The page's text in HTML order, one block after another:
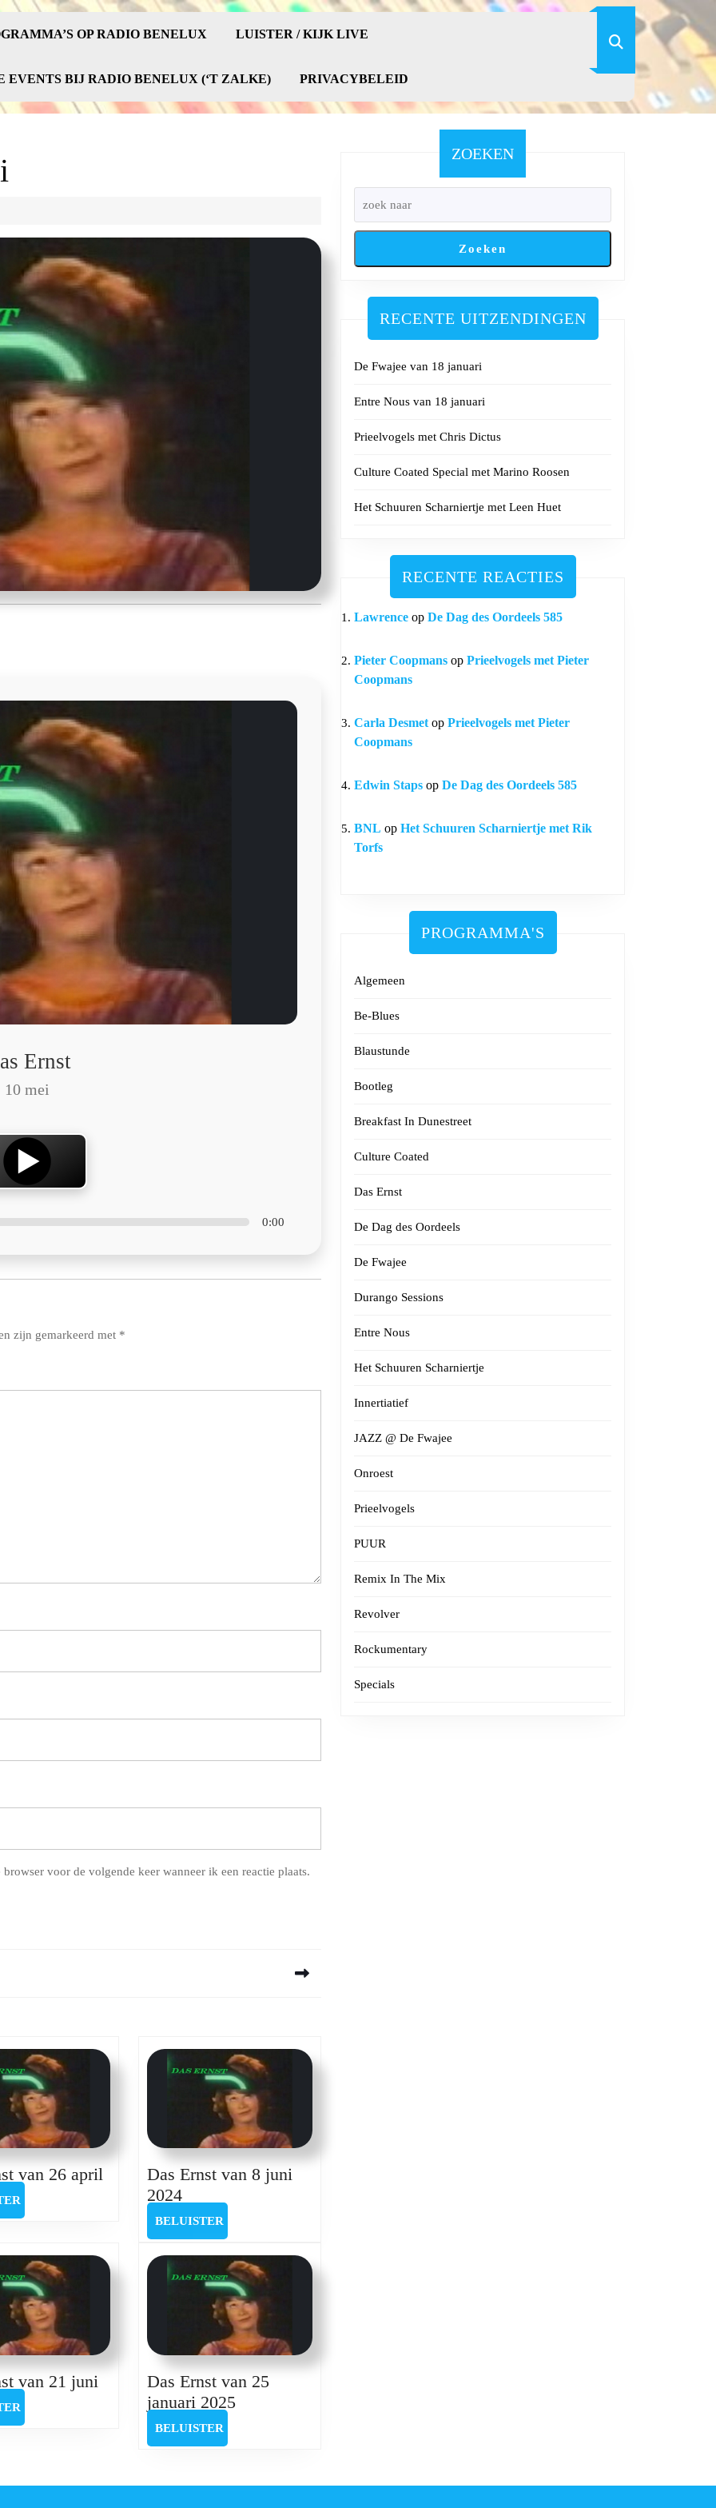
OP RADIO BENELUX LUISTER / KIJK LIVE
EVENTS BIJ RADIO BENELUX (‘T ZALKE) PRIVACYBELEID
Ernst
10 mei
0:00
zijn gemarkeerd met *
voor de volgende keer wanneer ik een reactie plaats.
van 26 april
april
Das Ernst van 8 juni
2024Das
Ernst
van
8
juni
2024
BELUISTERBELUISTER
van 21 juni
Das Ernst van 25
januari 2025Das
januari
BELUISTERBELUISTER
ZOEKEN
Zoeken
RECENTE UITZENDINGEN
De Fwajee van 18 januari
Entre Nous van 18 januari
Prieelvogels met Chris Dictus
Culture Coated Special met Marino Roosen
Het Schuuren Scharniertje met Leen Huet
RECENTE REACTIES
Lawrence op De Dag des Oordeels 585
Pieter Coopmans op Prieelvogels met Pieter
Coopmans
Carla Desmet op Prieelvogels met Pieter
Coopmans
Edwin Staps op De Dag des Oordeels 585
BNL op Het Schuuren Scharniertje met Rik
Torfs
PROGRAMMA'S
Algemeen
Be-Blues
Blaustunde
Bootleg
Breakfast In Dunestreet
Culture Coated
Das Ernst
De Dag des Oordeels
De Fwajee
Durango Sessions
Entre Nous
Het Schuuren Scharniertje
Innertiatief
JAZZ @ De Fwajee
Onroest
Prieelvogels
PUUR
Remix In The Mix
Revolver
Rockumentary
Specials